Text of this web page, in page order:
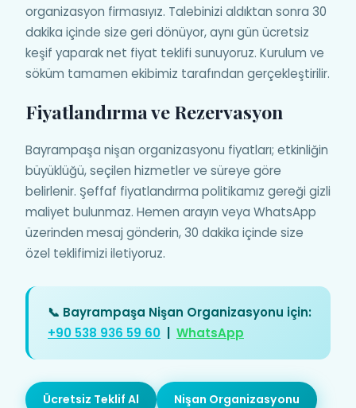
organizasyon firmasıyız. Talebinizi aldıktan sonra 30
dakika içinde size geri dönüyor, aynı gün ücretsiz
keşif yaparak net fiyat teklifi sunuyoruz. Kurulum ve
söküm tamamen ekibimiz tarafından gerçekleştirilir.
Fiyatlandırma ve Rezervasyon
Bayrampaşa nişan organizasyonu fiyatları; etkinliğin
büyüklüğü, seçilen hizmetler ve süreye göre
belirlenir. Şeffaf fiyatlandırma politikamız gereği gizli
maliyet bulunmaz. Hemen arayın veya WhatsApp
üzerinden mesaj gönderin, 30 dakika içinde size
özel teklifimizi iletiyoruz.
📞 Bayrampaşa Nişan Organizasyonu için:
+90 538 936 59 60
WhatsApp
Ücretsiz Teklif Al Nişan Organizasyonu